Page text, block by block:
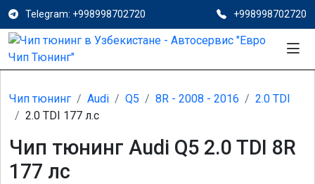
Telegram: +998998702720 +998998702720
Чип тюнинг Audi Q5 8R - 2008 - 2016
2.0 TDI
2.0 TDI 177 л.с
Чип тюнинг Audi Q5 2.0 TDI 8R
177 лс